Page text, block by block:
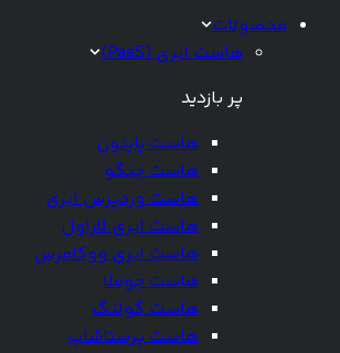
محصولات
هاست ابری (PaaS)
پر بازدید
هاست پایتون
هاست جنگو
هاست وردپرس ابری
هاست ابری لاراول
هاست ابری ووکامرس
هاست جوملا
هاست گولنگ
هاست پرستاشاپ